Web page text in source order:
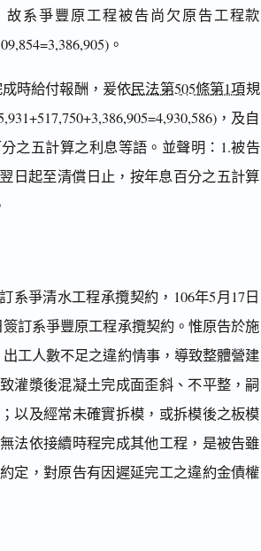
故系爭豐原工程被告尚欠原告工程款
。
時給付報酬，爰依民法第505條第1項規
，及自
之五計算之利息等語。並聲明：1.被告
日起至清償日止，按年息百分之五計算
系爭清水工程承攬契約，106年5月17日
訂系爭豐原工程承攬契約。惟原告於施
工人數不足之違約情事，導致整體營建
灌漿後混凝土完成面歪斜、不平整，嗣
以及經常未確實拆模，或拆模後之板模
法依接續時程完成其他工程，是被告雖
定，對原告有因遲延完工之違約金債權